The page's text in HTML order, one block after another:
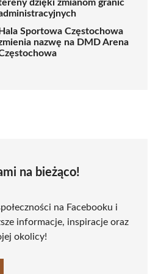
dzięki zmianom granic
Hala Sportowa Częstochowa
nazwę na DMD Arena
na bieżąco!
na Facebooku i
informacje, inspiracje oraz
okolicy!